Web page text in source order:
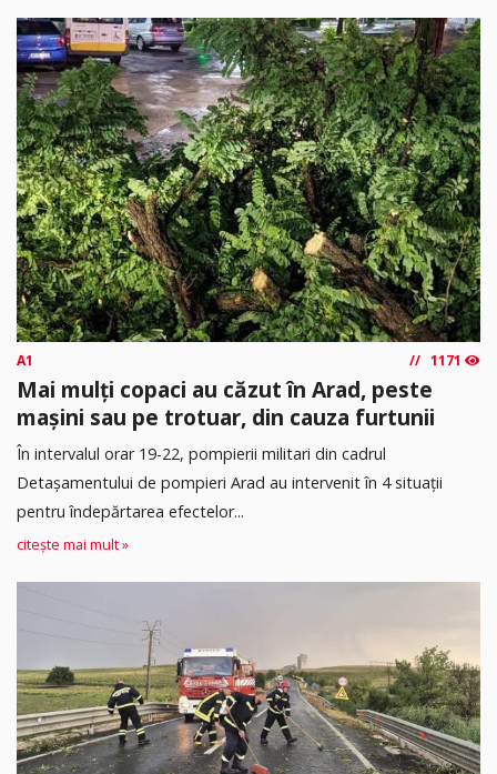
A1 1171
Mai mulți copaci au căzut în Arad, peste
mașini sau pe trotuar, din cauza furtunii
În intervalul orar 19-22, pompierii militari din cadrul
Detașamentului de pompieri Arad au intervenit în 4 situații
pentru îndepărtarea efectelor...
citește mai mult »